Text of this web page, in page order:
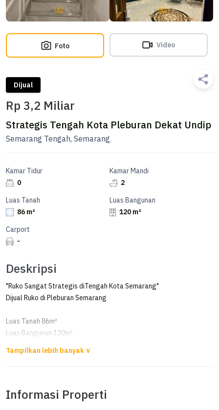
Foto Video
Dijual
Rp 3,2 Miliar
Strategis Tengah Kota Pleburan Dekat Undip
Semarang Tengah, Semarang
Kamar Tidur
0
Kamar Mandi
2
Luas Tanah
86 m²
Luas Bangunan
120 m²
Carport
-
Deskripsi
"Ruko Sangat Strategis diTengah Kota Semarang"
Dijual Ruko di Pleburan Semarang
Luas Tanah 86m²
Luas Bangunan 120m²
Listrik 5500 watt
- Apresiasi Peningkatan Nilai 3-5% di Jalur tersebut
Informasi Properti